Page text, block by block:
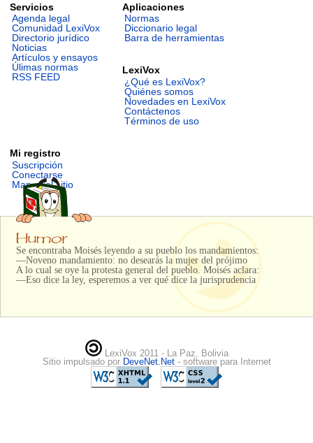
Servicios
Agenda legal
Comunidad LexiVox
Directorio jurídico
Noticias
Artículos y ensayos
Úlimas normas
RSS FEED
Aplicaciones
Normas
Diccionario legal
Barra de herramientas
LexiVox
¿Qué es LexiVox?
Quiénes somos
Novedades en LexiVox
Contáctenos
Términos de uso
Mi registro
Suscripción
Conectarse
Mapa del sitio
Se encontraba Moisés leyendo a su pueblo los mandamientos:
—Noveno mandamiento: no desearás la mujer del prójimo
A lo cual se oye la protesta general del pueblo. Moisés aclara:
—Eso dice la ley, esperemos a ver qué dice la jurisprudencia
LexiVox 2011 - La Paz, Bolivia
Sitio impulsado por DeveNet.Net - software para Internet